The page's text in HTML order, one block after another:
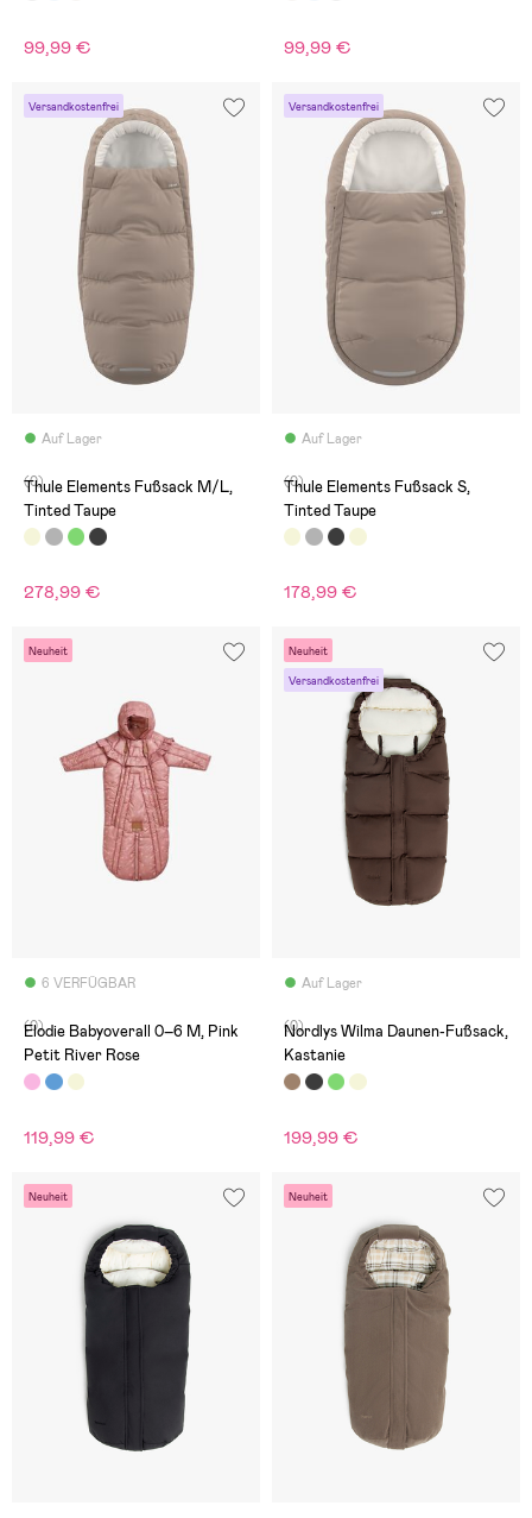
99,99 € 99,99 €
Versandkostenfrei
Auf Lager
(0)
Thule Elements Fußsack M/L,
Tinted Taupe
278,99 €
Versandkostenfrei
Auf Lager
(0)
Thule Elements Fußsack S,
Tinted Taupe
178,99 €
Neuheit
6 VERFÜGBAR
(0)
Elodie Babyoverall 0–6 M, Pink
Petit River Rose
119,99 €
Neuheit
Versandkostenfrei
Auf Lager
(0)
Nordlys Wilma Daunen-Fußsack,
Kastanie
199,99 €
Neuheit Neuheit